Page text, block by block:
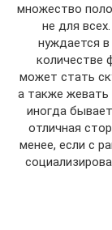
множество
не для
нуждается
количестве
может стать
а также жевать
иногда
отличная
менее, если с